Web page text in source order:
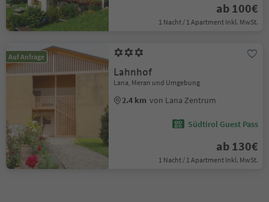
ab 100€
1 Nacht / 1 Apartment Inkl. MwSt.
Auf Anfrage
Lahnhof
Lana, Meran und Umgebung
2.4 km von Lana Zentrum
Südtirol Guest Pass
ab 130€
1 Nacht / 1 Apartment Inkl. MwSt.